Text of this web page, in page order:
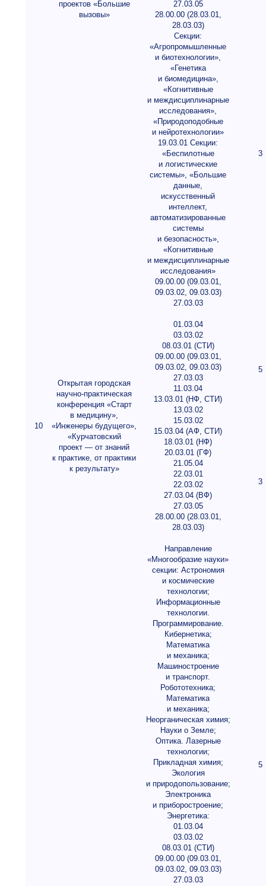
проектов «Большие
вызовы»
27.03.05
28.00.00 (28.03.01,
28.03.03)
Секции:
«Агропромышленные
и биотехнологии»,
«Генетика
и биомедицина»,
«Когнитивные
и междисциплинарные
исследования»,
«Природоподобные
и нейротехнологии»
19.03.01 Секции:
«Беспилотные
и логистические
системы», «Большие
данные,
искусственный
интеллект,
автоматизированные
системы
и безопасность»,
«Когнитивные
и междисциплинарные
исследования»
09.00.00 (09.03.01,
09.03.02, 09.03.03)
27.03.03
3
10
Открытая городская
научно-практическая
конференция «Старт
в медицину»,
«Инженеры будущего»,
«Курчатовский
проект — от знаний
к практике, от практики
к результату»
01.03.04
03.03.02
08.03.01 (СТИ)
09.00.00 (09.03.01,
09.03.02, 09.03.03)
27.03.03
11.03.04
13.03.01 (НФ, СТИ)
13.03.02
15.03.02
15.03.04 (АФ, СТИ)
18.03.01 (НФ)
20.03.01 (ГФ)
21.05.04
22.03.01
22.03.02
27.03.04 (ВФ)
27.03.05
28.00.00 (28.03.01,
28.03.03)
5
3
Направление
«Многообразие науки»
секции: Астрономия
и космические
технологии;
Информационные
технологии.
Программирование.
Кибернетика;
Математика
и механика;
Машиностроение
и транспорт.
Робототехника;
Математика
и механика;
Неорганическая химия;
Науки о Земле;
Оптика. Лазерные
технологии;
Прикладная химия;
Экология
и природопользование;
Электроника
и приборостроение;
Энергетика:
01.03.04
03.03.02
08.03.01 (СТИ)
09.00.00 (09.03.01,
09.03.02, 09.03.03)
27.03.03
5